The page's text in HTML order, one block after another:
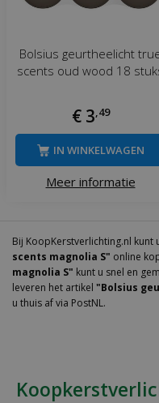
Bolsius geurtheelicht
scents oud wood 18
€ 3,49
Meer informatie
IN WINKELWAGEN
Bij KoopKerstverlichting.nl kunt
scents magnolia S" online
magnolia S" kunt u snel en
leveren het artikel "Bolsius
u thuis af via PostNL.